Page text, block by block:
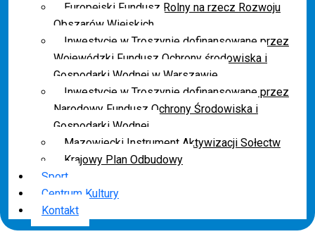
Europejski Fundusz Rolny na rzecz Rozwoju
Obszarów Wiejskich
Inwestycje w Troszynie dofinansowane przez
Wojewódzki Fundusz Ochrony środowiska i
Gospodarki Wodnej w Warszawie
Inwestycje w Troszynie dofinansowane przez
Narodowy Fundusz Ochrony Środowiska i
Gospodarki Wodnej
Mazowiecki Instrument Aktywizacji Sołectw
Krajowy Plan Odbudowy
Sport
Centrum Kultury
Kontakt